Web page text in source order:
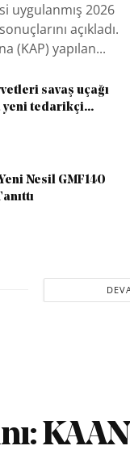
uygulanmış 2026
açıkladı.
(KAP) yapılan...
savaş uçağı
yeni tedarikçi...
Nesil GMF140